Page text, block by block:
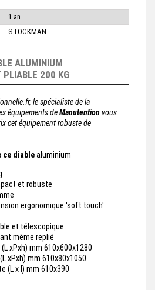
1 an
STOCKMAN
ALUMINIUM
PLIABLE 200 KG
le spécialiste de la
équipements deManutentionvous
cet équipement robuste de
ce diablealuminium
et robuste
ergonomique 'soft touch'
et télescopique
même replié
xPxh) mm 610x600x1280
xPxh) mm 610x80x1050
(L x l) mm 610x390